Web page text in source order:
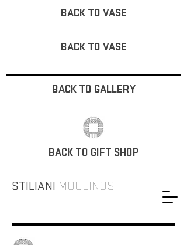
STILIANI MOULINOS
BACK TO VASE
BACK TO VASE
BACK TO GALLERY
BACK TO GIFT SHOP